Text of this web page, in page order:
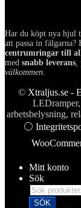
Har du köpt nya hjul
att passa in fälgarna?
centrumringar till
med snabb leverans
välkommen.
© Xtraljus.se -
arbetsbelysning,
⚪
Mitt konto
Sök
Products
search
SÖK